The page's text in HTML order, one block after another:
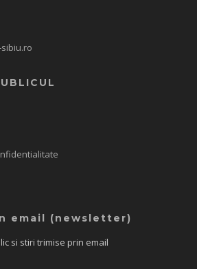
email (newsletter)
si stiri trimise prin email